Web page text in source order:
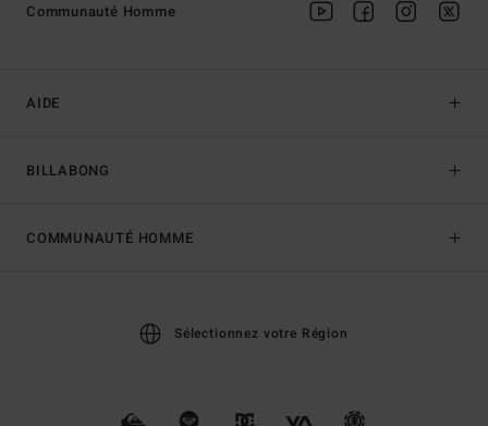
AIDE
BILLABONG
Communauté Homme
COMMUNAUTÉ HOMME
Sélectionnez votre Région